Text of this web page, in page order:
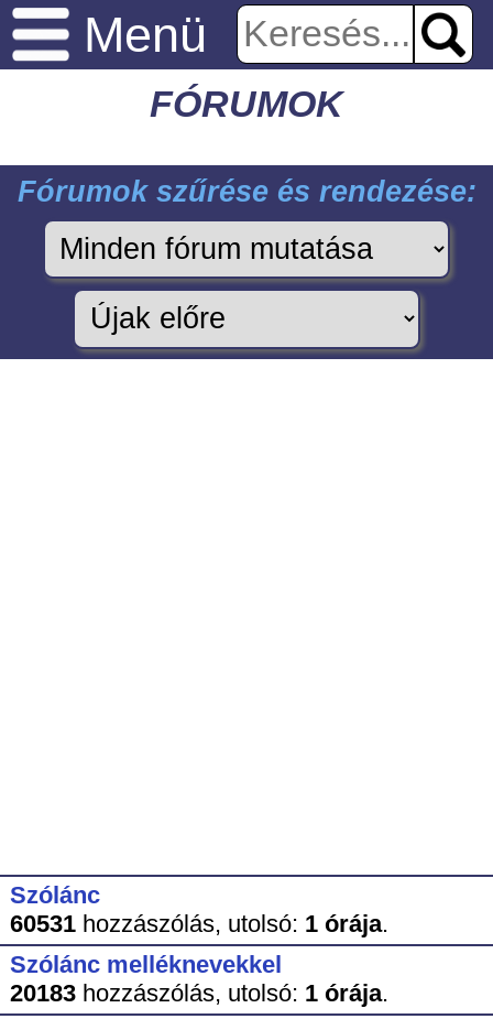
Menü
FÓRUMOK
Fórumok szűrése és rendezése:
Szólánc
60531hozzászólás, utolsó: 1 órája.
Szólánc melléknevekkel
20183hozzászólás, utolsó: 1 órája.